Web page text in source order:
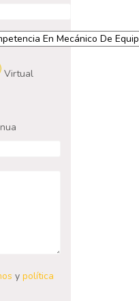
Virtual
y política